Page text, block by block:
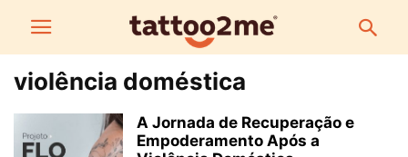
violência doméstica
A Jornada de Recuperação e
Empoderamento Após a